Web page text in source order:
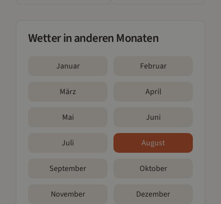
Wetter in anderen Monaten
Januar Februar
März April
Mai Juni
Juli August
September Oktober
November Dezember